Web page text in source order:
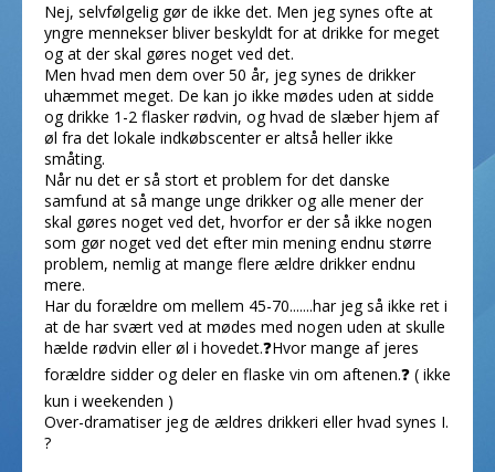
Nej, selvfølgelig gør de ikke det. Men jeg synes ofte at
yngre mennekser bliver beskyldt for at drikke for meget
og at der skal gøres noget ved det.
Men hvad men dem over 50 år, jeg synes de drikker
uhæmmet meget. De kan jo ikke mødes uden at sidde
og drikke 1-2 flasker rødvin, og hvad de slæber hjem af
øl fra det lokale indkøbscenter er altså heller ikke
småting.
Når nu det er så stort et problem for det danske
samfund at så mange unge drikker og alle mener der
skal gøres noget ved det, hvorfor er der så ikke nogen
som gør noget ved det efter min mening endnu større
problem, nemlig at mange flere ældre drikker endnu
mere.
Har du forældre om mellem 45-70.......har jeg så ikke ret i
at de har svært ved at mødes med nogen uden at skulle
hælde rødvin eller øl i hovedet.❓Hvor mange af jeres
forældre sidder og deler en flaske vin om aftenen.❓ ( ikke
kun i weekenden )
Over-dramatiser jeg de ældres drikkeri eller hvad synes I.
?